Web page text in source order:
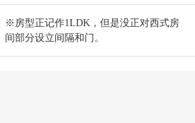
※房型正记作1LDK，但是没正对西式房
间部分设立间隔和门。